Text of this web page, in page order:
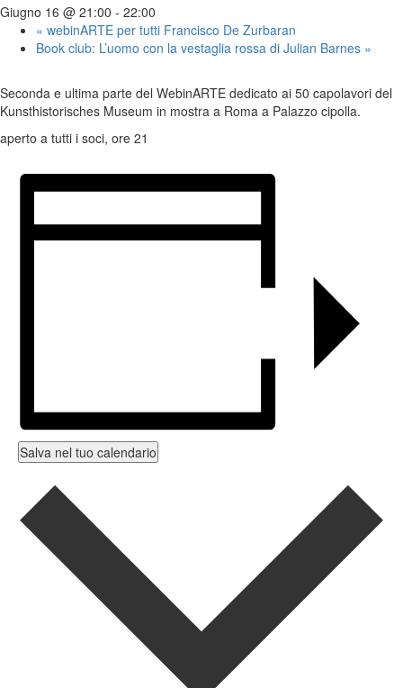
Giugno 16 @ 21:00 - 22:00
« webinARTE per tutti Francisco De Zurbaran
Book club: L’uomo con la vestaglia rossa di Julian Barnes »
Seconda e ultima parte del WebinARTE dedicato ai 50 capolavori del
Kunsthistorisches Museum in mostra a Roma a Palazzo cipolla.
aperto a tutti i soci, ore 21
Salva nel tuo calendario